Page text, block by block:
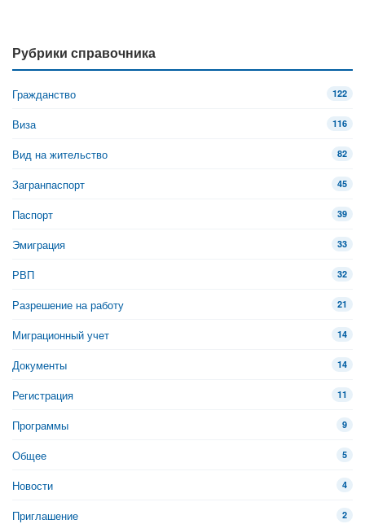
Рубрики справочника
Гражданство 122
Виза 116
Вид на жительство 82
Загранпаспорт 45
Паспорт 39
Эмиграция 33
РВП 32
Разрешение на работу 21
Миграционный учет 14
Документы 14
Регистрация 11
Программы 9
Общее 5
Новости 4
Приглашение 2